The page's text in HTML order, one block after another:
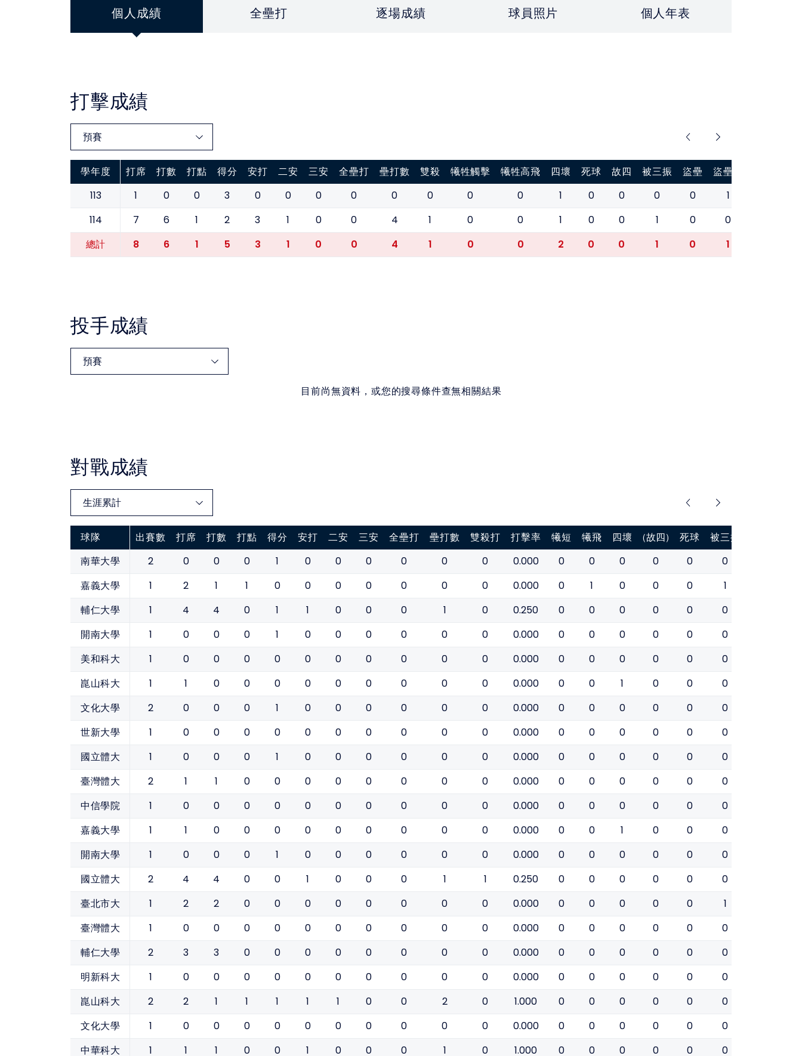
個人成績 全壘打 逐場成績 球員照片 個人年表
打擊成績
學年度 打席 打數 打點 得分 安打 二安 三安 全壘打 壘打數 雙殺 犧牲觸擊 犧牲高飛 四壞 死球 故四 被三振 盜壘 盜壘刺
113 1 0 0 3 0 0 0 0 0 0 0 0 1 0 0 0 0 1
114
7 6 1 2 3 1 0 0 4 1 0 0 1 0 0 1 0 0
總計 8 6 1 5 3 1 0 0 4 1 0 0 2 0 0 1 0 1
投手成績
目前尚無資料，或您的搜尋條件查無相關結果
對戰成績
球隊 出賽數 打席 打數 打點 得分 安打 二安 三安 全壘打 壘打數 雙殺打 打擊率 犧短 犧飛 四壞 (故四) 死球 被三振
南華大學
2 0 0 0 1 0 0 0 0 0 0 0.000 0 0 0 0 0 0
嘉義大學 1 2 1 1 0 0 0 0 0 0 0 0.000 0 1 0 0 0 1
輔仁大學 1 4 4 0 1 1 0 0 0 1 0 0.250 0 0 0 0 0 0
開南大學 1 0 0 0 1 0 0 0 0 0 0 0.000 0 0 0 0 0 0
美和科大 1 0 0 0 0 0 0 0 0 0 0 0.000 0 0 0 0 0 0
崑山科大 1 1 0 0 0 0 0 0 0 0 0 0.000 0 0 1 0 0 0
文化大學 2 0 0 0 1 0 0 0 0 0 0 0.000 0 0 0 0 0 0
世新大學 1 0 0 0 0 0 0 0 0 0 0 0.000 0 0 0 0 0 0
國立體大 1 0 0 0 1 0 0 0 0 0 0 0.000 0 0 0 0 0 0
臺灣體大 2 1 1 0 0 0 0 0 0 0 0 0.000 0 0 0 0 0 0
中信學院 1 0 0 0 0 0 0 0 0 0 0 0.000 0 0 0 0 0 0
嘉義大學 1 1 0 0 0 0 0 0 0 0 0 0.000 0 0 1 0 0 0
開南大學 1 0 0 0 1 0 0 0 0 0 0 0.000 0 0 0 0 0 0
國立體大 2 4 4 0 0 1 0 0 0 1 1 0.250 0 0 0 0 0 0
臺北市大 1 2 2 0 0 0 0 0 0 0 0 0.000 0 0 0 0 0 1
臺灣體大 1 0 0 0 0 0 0 0 0 0 0 0.000 0 0 0 0 0 0
輔仁大學 2 3 3 0 0 0 0 0 0 0 0 0.000 0 0 0 0 0 0
明新科大 1 0 0 0 0 0 0 0 0 0 0 0.000 0 0 0 0 0 0
崑山科大 2 2 1 1 1 1 1 0 0 2 0 1.000 0 0 0 0 0 0
文化大學 1 0 0 0 0 0 0 0 0 0 0 0.000 0 0 0 0 0 0
中華科大 1 1 1 0 0 1 0 0 0 1 0 1.000 0 0 0 0 0 0